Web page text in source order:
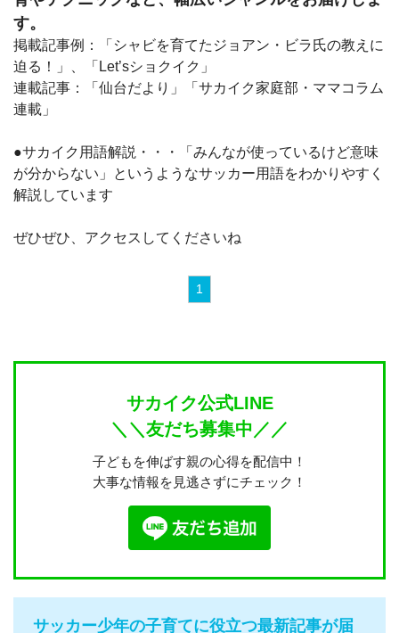
す。
掲載記事例：「シャビを育てたジョアン・ビラ氏の教えに
迫る！」、「Let’sショクイク」
連載記事：「仙台だより」「サカイク家庭部・ママコラム
連載」
●サカイク用語解説・・・「みんなが使っているけど意味
が分からない」というようなサッカー用語をわかりやすく
解説しています
ぜひぜひ、アクセスしてくださいね
1
サカイク公式LINE
＼＼友だち募集中／／
子どもを伸ばす親の心得を配信中！
大事な情報を見逃さずにチェック！
サッカー少年の子育てに役立つ最新記事が届